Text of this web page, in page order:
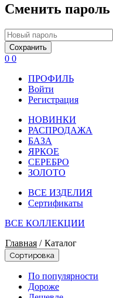
Сменить пароль
Сохранить
0 0
ПРОФИЛЬ
Войти
Регистрация
НОВИНКИ
РАСПРОДАЖА
БАЗА
ЯРКОЕ
СЕРЕБРО
ЗОЛОТО
ВСЕ ИЗДЕЛИЯ
Сертификаты
ВСЕ КОЛЛЕКЦИИ
Главная / Каталог
Сортировка
По популярности
Дороже